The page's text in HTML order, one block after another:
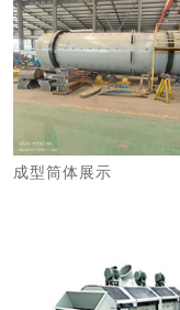
成型筒体展示